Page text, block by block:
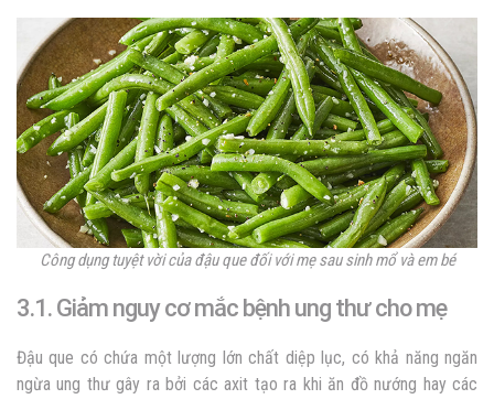
Công dụng tuyệt vời của đậu que đối với mẹ sau sinh mổ và em bé
3.1. Giảm nguy cơ mắc bệnh ung thư cho mẹ
Đậu que có chứa một lượng lớn chất diệp lục, có khả năng ngăn
ngừa ung thư gây ra bởi các axit tạo ra khi ăn đồ nướng hay các